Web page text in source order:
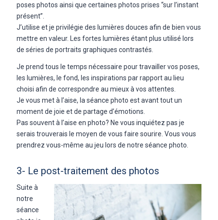
poses photos ainsi que certaines photos prises “sur l’instant
présent”.
J’utilise et je privilégie des lumières douces afin de bien vous
mettre en valeur. Les fortes lumières étant plus utilisé lors
de séries de portraits graphiques contrastés.
Je prend tous le temps nécessaire pour travailler vos poses,
les lumières, le fond, les inspirations par rapport au lieu
choisi afin de correspondre au mieux à vos attentes.
Je vous met à l’aise, la séance photo est avant tout un
moment de joie et de partage d’émotions.
Pas souvent à l’aise en photo? Ne vous inquiétez pas je
serais trouverais le moyen de vous faire sourire. Vous vous
prendrez vous-même au jeu lors de notre séance photo.
3- Le post-traitement des photos
Suite à
notre
séance